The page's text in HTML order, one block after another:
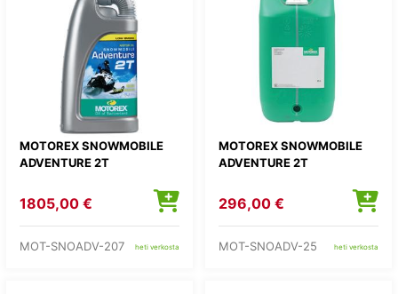
MOTOREX SNOWMOBILE
ADVENTURE 2T
1805,00 €
MOT-SNOADV-207 heti verkosta
MOTOREX SNOWMOBILE
ADVENTURE 2T
296,00 €
MOT-SNOADV-25 heti verkosta